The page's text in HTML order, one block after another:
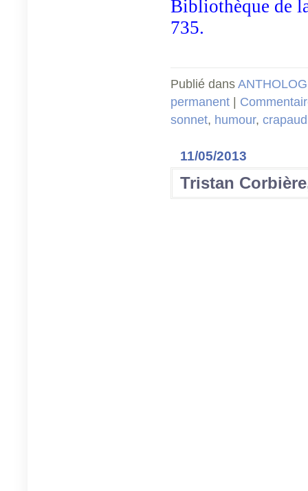
Bibliothèque de
735.
Publié dans
permanent |
sonnet, humour, crapaud
11/05/2013
Tristan